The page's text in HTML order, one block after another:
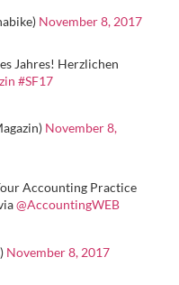
November 8, 2017
Jahres! Herzlichen
#SF17
November 8,
Accounting Practice
@AccountingWEB
November 8, 2017